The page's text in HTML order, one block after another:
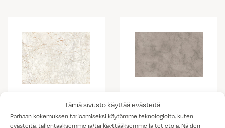
Tämä sivusto käyttää evästeitä
Parhaan kokemuksen tarjoamiseksi käytämme teknologioita, kuten
evästeitä, tallentaaksemme ja/tai käyttääksemme laitetietoja. Näiden
K703 Portobello
marmorikuvio
K538 vaalea
kallio